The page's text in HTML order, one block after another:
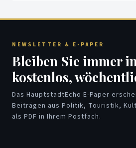
NEWSLETTER & E-PAPER
Bleiben Sie immer
kostenlos,
Das HauptstadtEcho E-Paper
Beiträgen aus Politik, Touristik,
als PDF in Ihrem Postfach.